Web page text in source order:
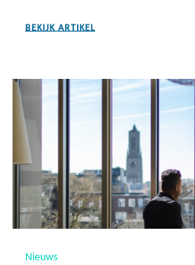
BEKIJK ARTIKEL
Nieuws